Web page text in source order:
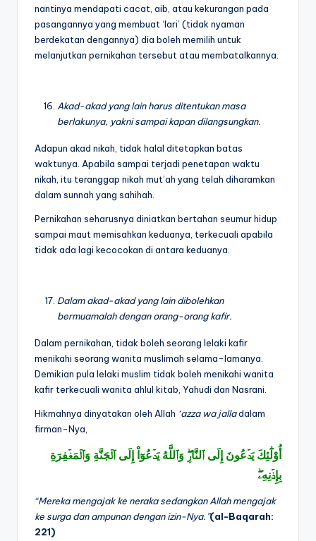
nantinya mendapati cacat, aib, atau kekurangan pada
pasangannya yang membuat ‘lari’ (tidak nyaman
berdekatan dengannya) dia boleh memilih untuk
melanjutkan pernikahan tersebut atau membatalkannya.
Akad-akad yang lain harus ditentukan masa
berlakunya, yakni sampai kapan dilangsungkan.
Adapun akad nikah, tidak halal ditetapkan batas
waktunya. Apabila sampai terjadi penetapan waktu
nikah, itu teranggap nikah mut’ah yang telah diharamkan
dalam sunnah yang sahihah.
Pernikahan seharusnya diniatkan bertahan seumur hidup
sampai maut memisahkan keduanya, terkecuali apabila
tidak ada lagi kecocokan di antara keduanya.
Dalam akad-akad yang lain dibolehkan
bermuamalah dengan orang-orang kafir.
Dalam pernikahan, tidak boleh seorang lelaki kafir
menikahi seorang wanita muslimah selama-lamanya.
Demikian pula lelaki muslim tidak boleh menikahi wanita
kafir terkecuali wanita ahlul kitab, Yahudi dan Nasrani.
Hikmahnya dinyatakan oleh Allah ‘azza wa jalladalam
firman-Nya,
أُوْلَٰٓئِكَ يَدۡعُونَ إِلَى ٱلنَّارِۖ وَٱللَّهُ يَدۡعُوٓاْ إِلَى ٱلۡجَنَّةِ وَٱلۡمَغۡفِرَةِ
بِإِذۡنِهِۦۖ
“Mereka mengajak ke neraka sedangkan Allah mengajak
ke surga dan ampunan dengan izin-Nya.”(al-Baqarah:
221)